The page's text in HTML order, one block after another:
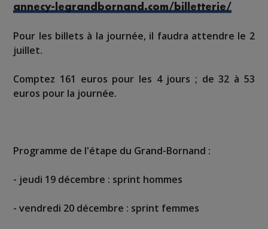
annecy-legrandbornand.com/billetterie/
Pour les billets à la journée, il faudra attendre le 2
juillet.
Comptez 161 euros pour les 4 jours ; de 32 à 53
euros pour la journée.
Programme de l'étape du Grand-Bornand :
- jeudi 19 décembre : sprint hommes
- vendredi 20 décembre : sprint femmes